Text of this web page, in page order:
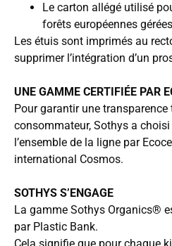
Le carton allégé utilisé
forêts européennes
Les étuis sont imprimés au
supprimer l’intégration d’un
UNE GAMME CERTIFIÉE PAR
Pour garantir une
consommateur, Sothys a
l’ensemble de la ligne par
international Cosmos.
SOTHYS S’ENGAGE
La gamme Sothys Organics®
par Plastic Bank.